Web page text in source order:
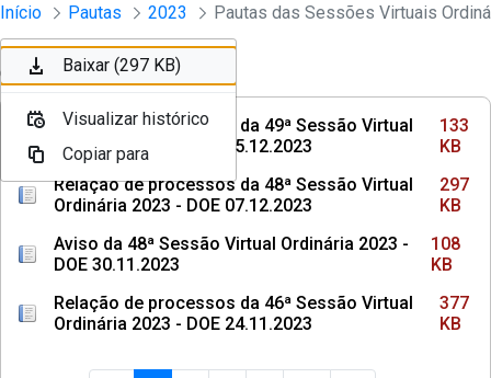
Pular para o Conteúdo principal
Sessões e Reuniões - Documentos
Início Pautas 2023
Ordenar Filtro
Relação de processos da 49ª Sessão Virtual
Ordinária 2023 - DOE 15.12.2023
133
KB
Relação de processos da 48ª Sessão Virtual
Ordinária 2023 - DOE 07.12.2023
297
KB
Aviso da 48ª Sessão Virtual Ordinária 2023 -
DOE 30.11.2023
108
KB
Relação de processos da 46ª Sessão Virtual
Ordinária 2023 - DOE 24.11.2023
377
KB
Baixar (133 KB)
Visualizar histórico
Copiar para
Baixar (297 KB)
Visualizar histórico
Copiar para